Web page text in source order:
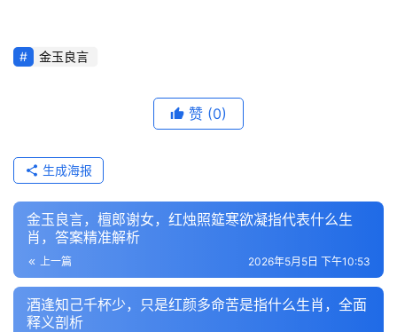
金玉良言
赞 (0)
生成海报
金玉良言，檀郎谢女，红烛照筵寒欲凝指代表什么生
肖，答案精准解析
上一篇 2026年5月5日 下午10:53
酒逢知己千杯少，只是红颜多命苦是指什么生肖，全面
释义剖析